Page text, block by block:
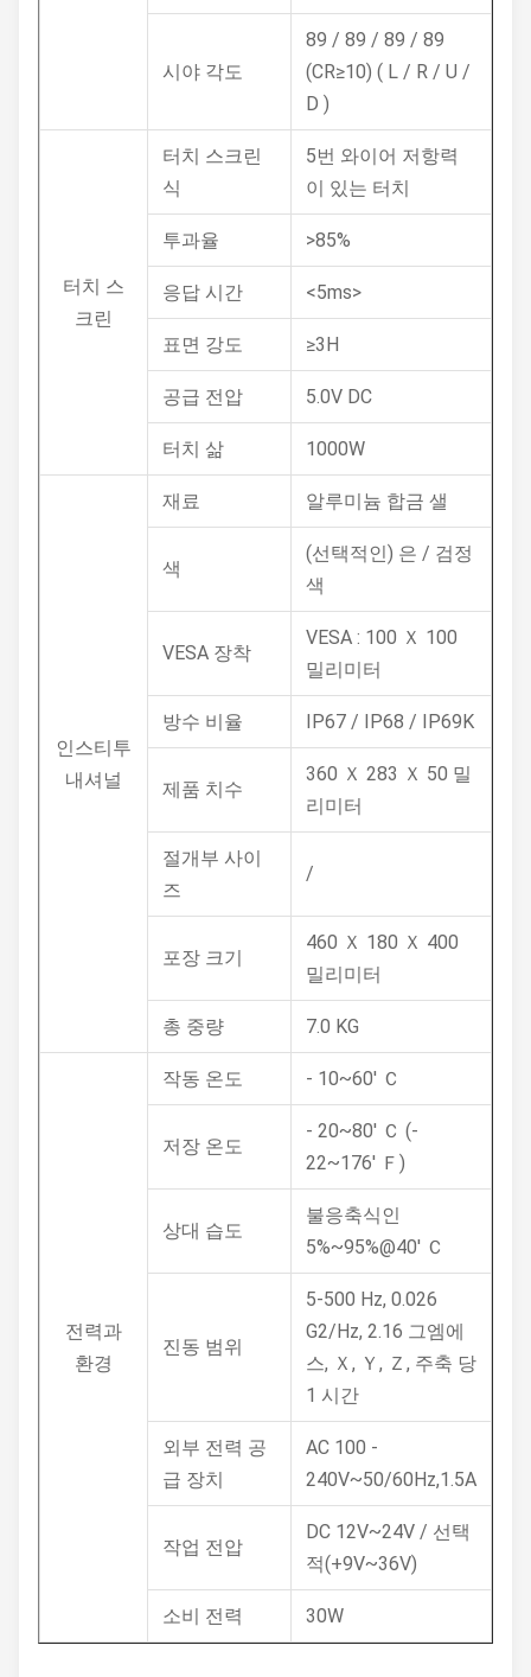
시야 각도
89 / 89 / 89 / 89
(CR≥10) ( L / R / U /
D )
터치 스
크린
터치 스크린
식
5번 와이어 저항력
이 있는 터치
투과율 >85%
응답 시간 <5ms>
표면 강도 ≥3H
공급 전압 5.0V DC
터치 삶 1000W
인스티투
내셔널
재료 알루미늄 합금 샐
색
(선택적인) 은 / 검정
색
VESA 장착
VESA : 100 Ｘ 100
밀리미터
방수 비율 IP67 / IP68 / IP69K
제품 치수
360 Ｘ 283 Ｘ 50 밀
리미터
절개부 사이
즈
/
포장 크기
460 Ｘ 180 Ｘ 400
밀리미터
총 중량 7.0 KG
전력과
환경
작동 온도 - 10~60' Ｃ
저장 온도
- 20~80' Ｃ (-
22~176' Ｆ)
상대 습도
불응축식인
5%~95%@40' Ｃ
진동 범위
5-500 Hz, 0.026
G2/Hz, 2.16 그엠에
스, Ｘ, Ｙ, Ｚ, 주축 당
1 시간
외부 전력 공
급 장치
AC 100 -
240V~50/60Hz,1.5A
작업 전압
DC 12V~24V / 선택
적(+9V~36V)
소비 전력 30W